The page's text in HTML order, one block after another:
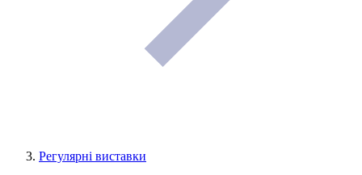
Регулярні виставки